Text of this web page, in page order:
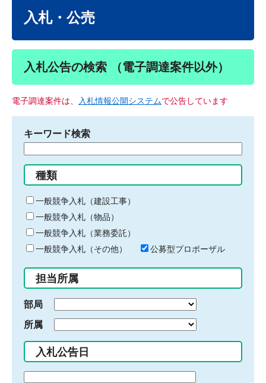
入札・公売
入札公告の検索 （電子調達案件以外）
電子調達案件は、 入札情報公開システムで公告しています
キーワード検索
る
キ
ー
ワ
ー
ド
入
力
種類
一般競争入札（建設工事）
一般競争入札（物品）
一般競争入札（業務委託）
一般競争入札（その他）
公募型プロポーザル
担当所属
部局
所属
入札公告日